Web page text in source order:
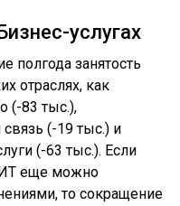
услугах
полгода занятость
отраслях, как
(-83 тыс.),
(-19 тыс.) и
(-63 тыс.). Если
ИТ еще можно
то сокращение